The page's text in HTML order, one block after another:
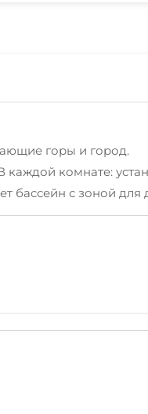
горы и город.
комнате:
с зоной для
навстречу по всем
имеется как
Также вблизи есть